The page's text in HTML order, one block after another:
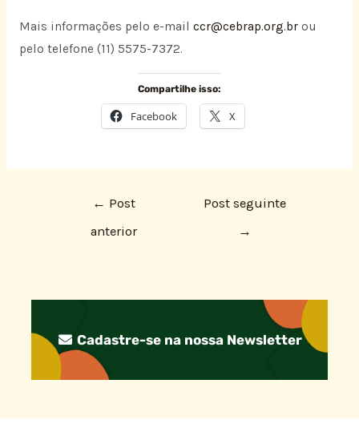
Mais informações pelo e-mail ccr@cebrap.org.brou
pelo telefone (11) 5575-7372.
Compartilhe isso:
Facebook X
← Post
anterior
Post seguinte
→
Cadastre-se na nossa Newsletter